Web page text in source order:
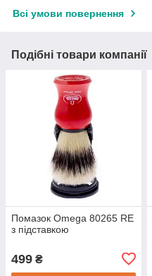
Всі умови повернення
Подібні товари компанії
Помазок Omega 80265 RE
з підставкою
499 ₴